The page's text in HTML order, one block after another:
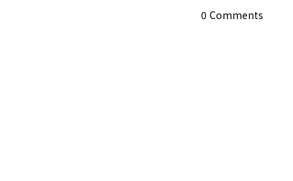
0 Comments